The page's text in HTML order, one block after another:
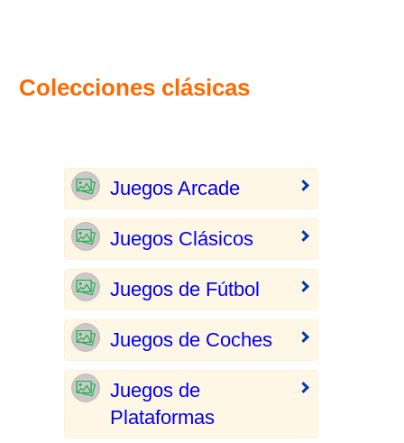
Colecciones clásicas
Juegos Arcade
Juegos Clásicos
Juegos de Fútbol
Juegos de Coches
Juegos de
Plataformas